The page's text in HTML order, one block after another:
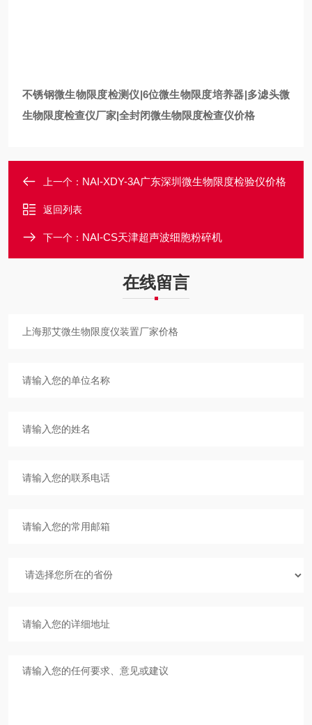
不锈钢微生物限度检测仪|6位微生物限度培养器|多滤头微
生物限度检查仪厂家|全封闭微生物限度检查仪价格
上一个： NAI-XDY-3A广东深圳微生物限度检验仪价格
返回列表
下一个： NAI-CS天津超声波细胞粉碎机
在线留言